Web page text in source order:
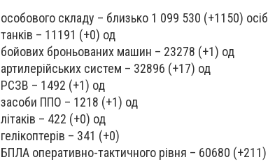
особового складу – близько 1 099 530 (+1150) осіб
танків – 11191 (+0) од
бойових броньованих машин – 23278 (+1) од
артилерійських систем – 32896 (+17) од
РСЗВ – 1492 (+1) од
засоби ППО – 1218 (+1) од
літаків – 422 (+0) од
гелікоптерів – 341 (+0)
БПЛА оперативно-тактичного рівня – 60680 (+211)